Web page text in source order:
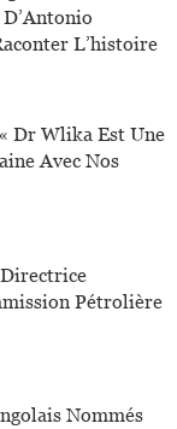
L’histoire
Dr Wlika Est Une
Avec Nos
Pétrolière
Nommés